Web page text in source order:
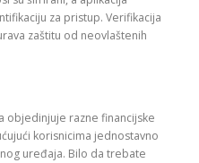
za pristup. Verifikacija
zaštitu od neovlaštenih
objedinjuje razne financijske
korisnicima jednostavno
uređaja. Bilo da trebate